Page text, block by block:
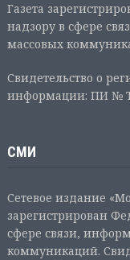
Газета
надзору в сфере
массовых
Свидетельство о
информации: ПИ №
СМИ
Сетевое издание
зарегистрирован
сфере связи,
коммуникаций.